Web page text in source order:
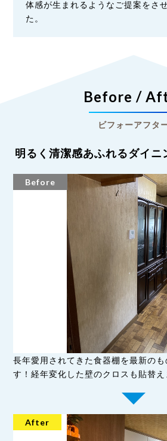
体感が生まれるようなご提案をさ
た。
Before /
ビフォーアフタ
明るく清潔感あふれるダイニ
Before
長年愛用されてきた食器棚を最新の
す！経年変化した壁のクロスも貼替え